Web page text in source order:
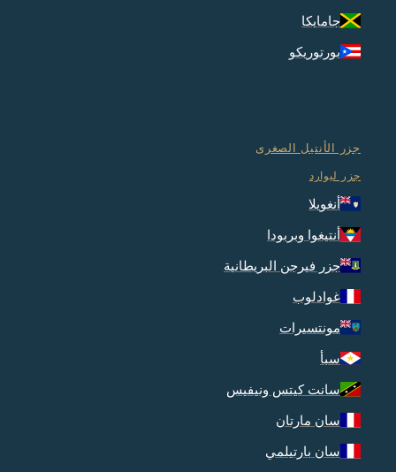
جامايكا
بورتوريكو
جزر الأنتيل الصغرى
جزر ليوارد
أنغويلا
أنتيغوا وبربودا
جزر فيرجن البريطانية
غوادلوب
مونتسيرات
سبأ
سانت كيتس ونيفيس
سان مارتان
سان بارتيلمي